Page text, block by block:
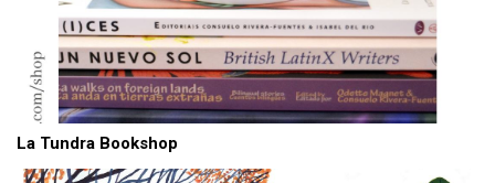
La Tundra Bookshop